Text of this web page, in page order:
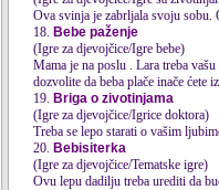
Ova svinja je zabrljala svoju sobu.
18. Bebe paženje
(Igre za djevojčice/Igre bebe)
Mama je na poslu . Lara treba
dozvolite da beba plače inače ćete
19. Briga o zivotinjama
(Igre za djevojčice/Igrice doktora)
Treba se lepo starati o vašim
20. Bebisiterka
(Igre za djevojčice/Tematske igre)
Ovu lepu dadilju treba urediti da